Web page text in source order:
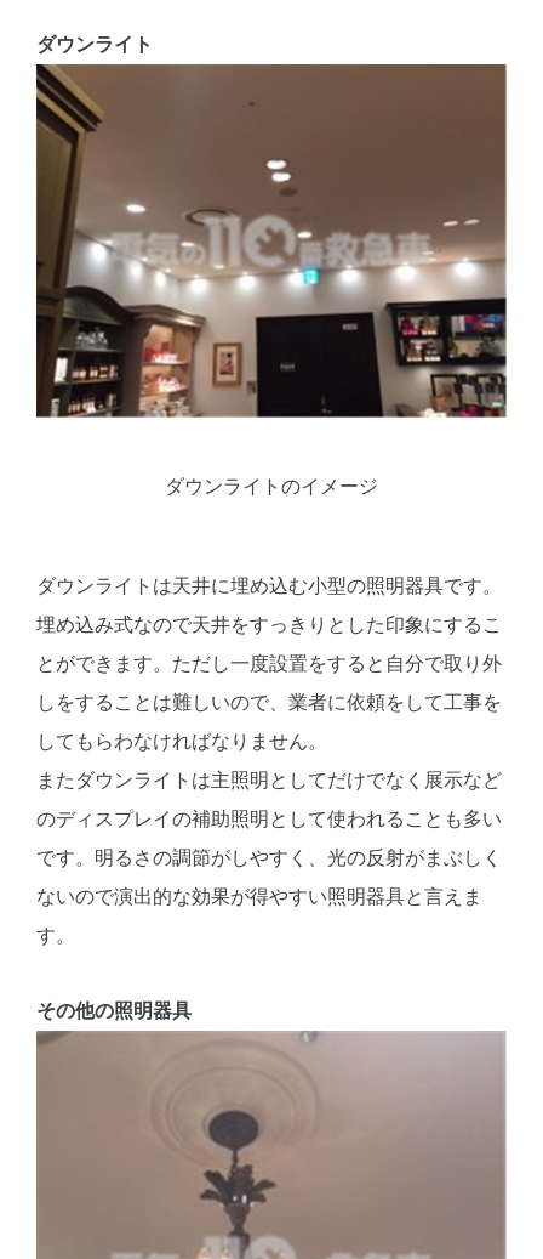
ダウンライト
ダウンライトのイメージ
ダウンライトは天井に埋め込む小型の照明器具です。
埋め込み式なので天井をすっきりとした印象にするこ
とができます。ただし一度設置をすると自分で取り外
しをすることは難しいので、業者に依頼をして工事を
してもらわなければなりません。
またダウンライトは主照明としてだけでなく展示など
のディスプレイの補助照明として使われることも多い
です。明るさの調節がしやすく、光の反射がまぶしく
ないので演出的な効果が得やすい照明器具と言えま
す。
その他の照明器具